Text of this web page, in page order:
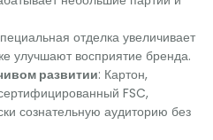
отделка увеличивает
улучшают восприятие бренда.
развитии: Картон,
FSC,
сознательную аудиторию без